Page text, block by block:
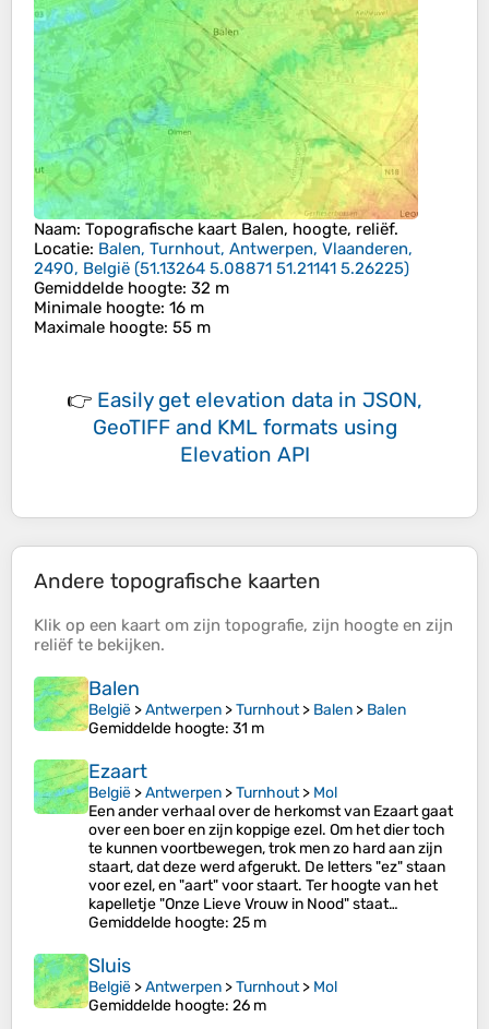
Naam: Topografische kaart Balen, hoogte, reliëf.
Locatie: Balen, Turnhout, Antwerpen, Vlaanderen,
2490, België (51.13264 5.08871 51.21141 5.26225)
Gemiddelde hoogte: 32 m
Minimale hoogte: 16 m
Maximale hoogte: 55 m
👉 Easily get elevation data in JSON,
GeoTIFF and KML formats using
Elevation API
Andere topografische kaarten
Klik op een kaart om zijn topografie, zijn hoogte en zijn
reliëf te bekijken.
Balen
België >Antwerpen >Turnhout> Balen > Balen
Gemiddelde hoogte: 31 m
Ezaart
België >Antwerpen >Turnhout> Mol
Een ander verhaal over de herkomst van Ezaart gaat
over een boer en zijn koppige ezel. Om het dier toch
te kunnen voortbewegen, trok men zo hard aan zijn
staart, dat deze werd afgerukt. De letters "ez" staan
voor ezel, en "aart" voor staart. Ter hoogte van het
kapelletje "Onze Lieve Vrouw in Nood" staat…
Gemiddelde hoogte: 25 m
Sluis
België >Antwerpen >Turnhout> Mol
Gemiddelde hoogte: 26 m